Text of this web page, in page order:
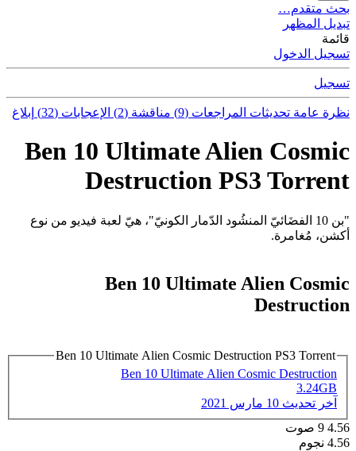
بحث متقدم…
تبديل المظهر
قائمة
تسجيل الدخول
تسجيل
نظرة عامة تحديثات المراجعات (9) مناقشة (2) الإعجابات (32) إبلاغ
Ben 10 Ultimate Alien Cosmic
Destruction PS3 Torrent
"بن 10 الفضَائيّ المنشُود الدّمار الكونيّ"، هيّ لعبة فيديو من نوع
أكشن، مُغامرة.
Ben 10 Ultimate Alien Cosmic
Destruction
Ben 10 Ultimate Alien Cosmic Destruction PS3 Torrent
Ben 10 Ultimate Alien Cosmic Destruction
3.24GB
آخر تحديث 10 مارس 2021
4.56
9 صوت
4.56 نجوم